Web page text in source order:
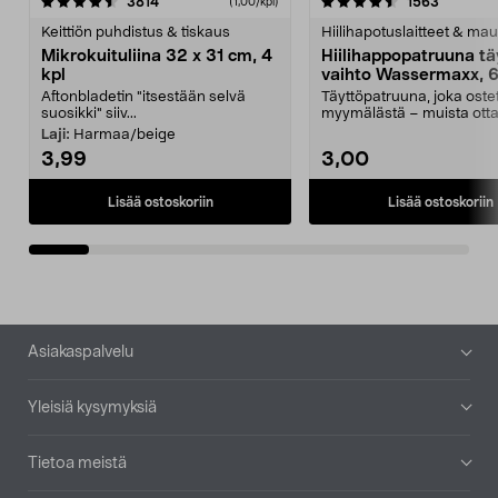
Keittiön puhdistus & tiskaus
Mikrokuituliina 32 x 31 cm, 4
kpl
Aftonbladetin "itsestään selvä
suosikki" siiv...
Laji: Harmaa/beige
3,99
Lisää ostoskoriin
Hiilihapotuslaitteet &
Hiilihappopatruuna
vaihto Wassermaxx,
Täyttöpatruuna, joka
myymälästä – muista
3,00
Lisää ostoskoriin
Alatunniste
Asiakaspalvelu
Yleisiä kysymyksiä
Tietoa meistä